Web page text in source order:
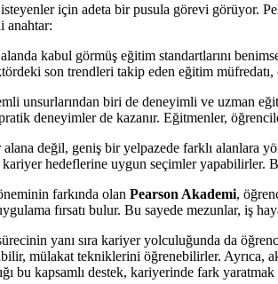
için adeta bir pusula görevi
anahtar:
alanda kabul görmüş eğitim standartlarını
son trendleri takip eden eğitim
unsurlarından biri de deneyimli ve uzman
deneyimler de kazanır. Eğitmenler,
değil, geniş bir yelpazede farklı alanlara
hedeflerine uygun seçimler
farkında olan Pearson Akademi,
fırsatı bulur. Bu sayede mezunlar, iş
yanı sıra kariyer yolculuğunda da
mülakat tekniklerini öğrenebilirler. Ayrıca,
bu kapsamlı destek, kariyerinde fark